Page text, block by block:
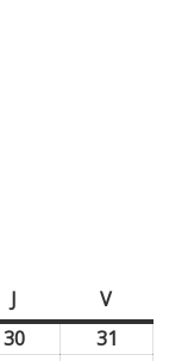
J Vviernes
3030
31